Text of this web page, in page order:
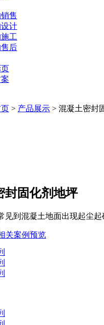
售
计
工
后
> 产品展示 > 混凝土密封
封固化剂地坪
见到混凝土地面出现起尘
关案例预览